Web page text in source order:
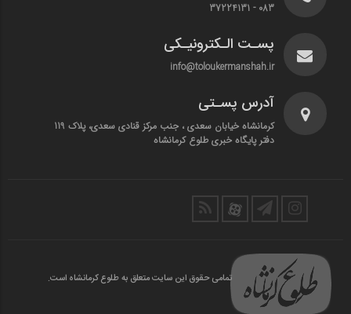
083 - 37224131
پسـت الـکترونیـکی
info@toloukermanshah.ir
آدرس پسـتی
کرمانشاه خیابان سعدی ، جنب مرکز قنادی سعدی، پلاک 119
دفتر پایگاه خبری طلوع کرمانشاه
تمامی حقوق این سایت متعلق به طلوع کرمانشاه است.